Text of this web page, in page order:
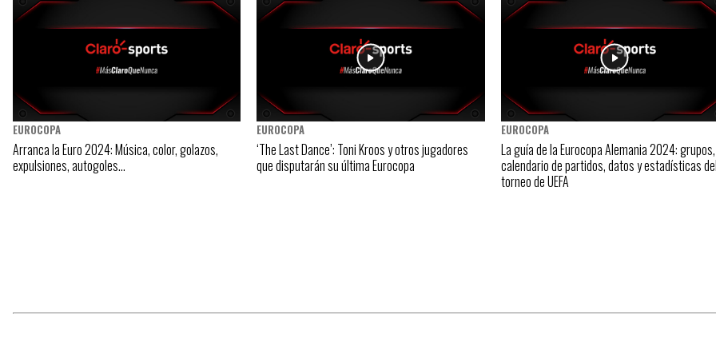
EUROCOPA
Arranca la Euro 2024: Música, color, golazos,
expulsiones, autogoles…
EUROCOPA
‘The Last Dance’: Toni Kroos y otros jugadores
que disputarán su última Eurocopa
EUROCOPA
La guía de la Eurocopa Alemania 2024: grupos,
calendario de partidos, datos y estadísticas
torneo de UEFA